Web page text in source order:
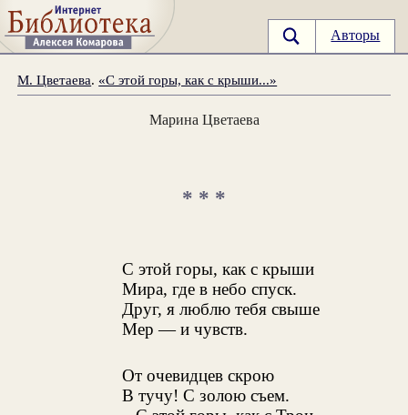
Авторы
М. Цветаева. «С этой горы, как с крыши...»
Марина Цветаева
* * *
С этой горы, как с крыши
Мира, где в небо спуск.
Друг, я люблю тебя свыше
Мер — и чувств.
От очевидцев скрою
В тучу! С золою съем.